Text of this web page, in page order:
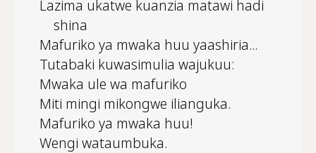
Lazima ukatwe kuanzia matawi hadi
shina
Mafuriko ya mwaka huu yaashiria...
Tutabaki kuwasimulia wajukuu:
Mwaka ule wa mafuriko
Miti mingi mikongwe ilianguka.
Mafuriko ya mwaka huu!
Wengi wataumbuka.